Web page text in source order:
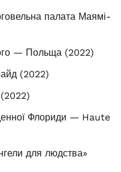
палата Маямі-
— Польща (2022)
(2022)
Флориди — Haute
для людства»